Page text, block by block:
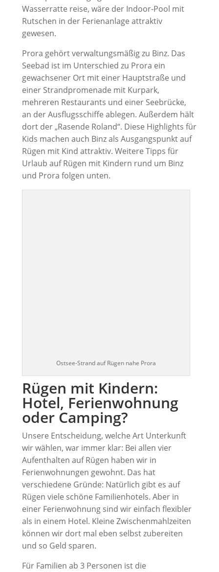
Wasserratte reise, wäre der Indoor-Pool mit
Rutschen in der Ferienanlage attraktiv
gewesen.
Prora gehört verwaltungsmäßig zu Binz. Das
Seebad ist im Unterschied zu Prora ein
gewachsener Ort mit einer Hauptstraße und
einer Strandpromenade mit Kurpark,
mehreren Restaurants und einer Seebrücke,
an der Ausflugsschiffe ablegen. Außerdem hält
dort der „Rasende Roland“. Diese Highlights für
Kids machen auch Binz als Ausgangspunkt auf
Rügen mit Kind attraktiv. Weitere Tipps für
Urlaub auf Rügen mit Kindern rund um Binz
und Prora folgen unten.
Ostsee-Strand auf Rügen nahe Prora
Rügen mit Kindern:
Hotel, Ferienwohnung
oder Camping?
Unsere Entscheidung, welche Art Unterkunft
wir wählen, war immer klar: Bei allen vier
Aufenthalten auf Rügen haben wir in
Ferienwohnungen gewohnt. Das hat
verschiedene Gründe: Natürlich gibt es auf
Rügen viele schöne Familienhotels. Aber in
einer Ferienwohnung sind wir einfach flexibler
als in einem Hotel. Kleine Zwischenmahlzeiten
können wir dort mal eben selbst zubereiten
und so Geld sparen.
Für Familien ab 3 Personen ist die